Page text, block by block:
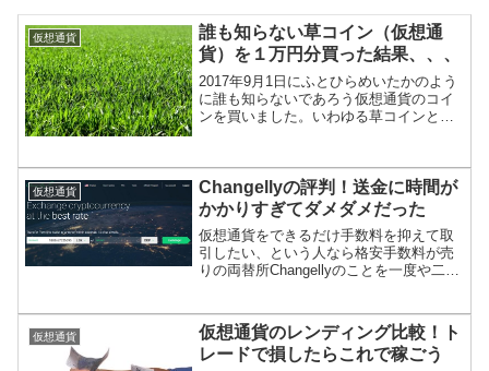
仮想通貨
誰も知らない草コイン（仮想通
貨）を１万円分買った結果、、、
2017年9月1日にふとひらめいたかのよう
に誰も知らないであろう仮想通貨のコイ
ンを買いました。いわゆる草コインとい
仮想通貨
Changellyの評判！送金に時間が
かかりすぎてダメダメだった
仮想通貨をできるだけ手数料を抑えて取
引したい、という人なら格安手数料が売
りの両替所Changellyのことを一度や二
されているイチオシのこの両替所は果た
して本当に得なの...
仮想通貨
仮想通貨のレンディング比較！ト
レードで損したらこれで稼ごう